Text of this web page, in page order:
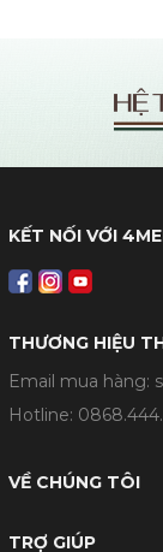
KẾT NỐI VỚI
THƯƠNG HIỆU
Email mua hàng:
Hotline:
VỀ CHÚNG TÔI
TRỢ GIÚP